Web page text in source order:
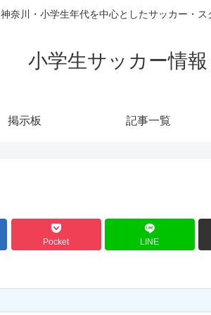
神奈川・小学生年代を中心としたサッカー・ス
小学生サッカー情
掲示板 記事一覧
Pocket LINE